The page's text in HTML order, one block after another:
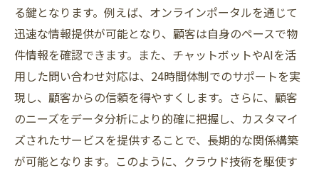
る鍵となります。例えば、オンラインポータルを通じて
迅速な情報提供が可能となり、顧客は自身のペースで物
件情報を確認できます。また、チャットボットやAIを活
用した問い合わせ対応は、24時間体制でのサポートを実
現し、顧客からの信頼を得やすくします。さらに、顧客
のニーズをデータ分析により的確に把握し、カスタマイ
ズされたサービスを提供することで、長期的な関係構築
が可能となります。このように、クラウド技術を駆使す